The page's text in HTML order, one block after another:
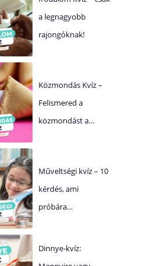
a legnagyobb
rajongóknak!
Közmondás Kvíz –
Felismered a
közmondást a…
Műveltségi kvíz – 10
kérdés, ami
próbára…
Dinnye-kvíz: